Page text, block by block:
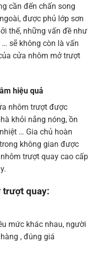
cần đến chấn song
được phủ lớp sơn
thế, những vấn đề như
… sẽ không còn là vấn
cửa nhôm mở trượt
hiệu quả
nhôm trượt được
khỏi nắng nóng, ồn
… Gia chủ hoàn
không gian được
trượt quay cao cấp
trượt quay:
mức khác nhau, người
, đúng giá